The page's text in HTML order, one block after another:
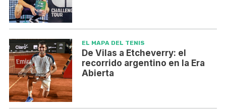
EL MAPA DEL TENIS
De Vilas a Etcheverry: el
recorrido argentino en la Era
Abierta